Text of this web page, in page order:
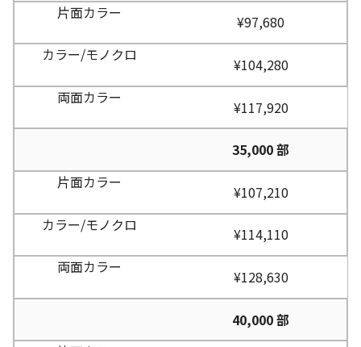
¥97,680
¥104,280
¥117,920
35,000 部
¥107,210
¥114,110
¥128,630
40,000 部